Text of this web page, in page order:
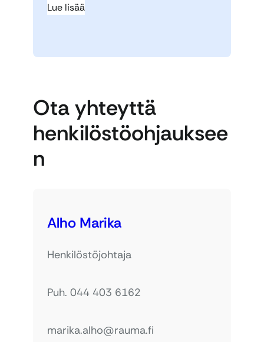
Lue lisää
Ota yhteyttä
henkilöstöohjauksee
n
Alho Marika
Henkilöstöjohtaja
Puh. 044 403 6162
marika.alho@rauma.fi